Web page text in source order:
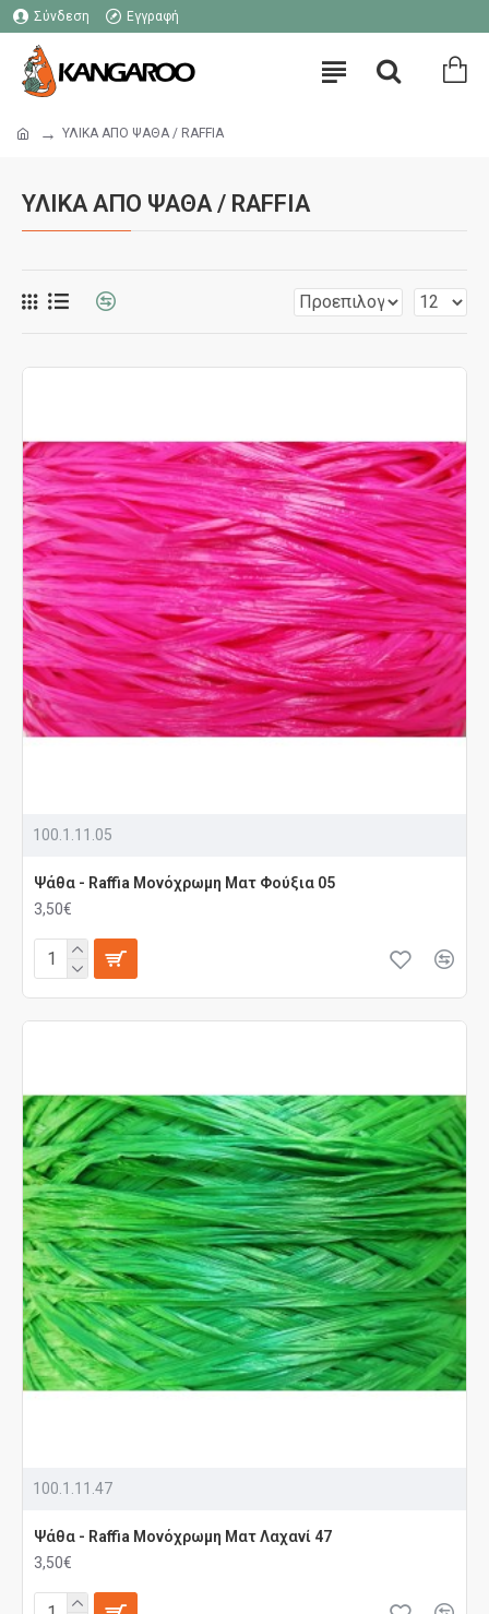
Σύνδεση Εγγραφή
ΥΛΙΚΑ ΑΠΟ ΨΑΘΑ / RAFFIA
ΥΛΙΚΑ ΑΠΟ ΨΑΘΑ / RAFFIA
100.1.11.05
Ψάθα - Raffia Μονόχρωμη Ματ Φούξια 05
3,50€
100.1.11.47
Ψάθα - Raffia Μονόχρωμη Ματ Λαχανί 47
3,50€